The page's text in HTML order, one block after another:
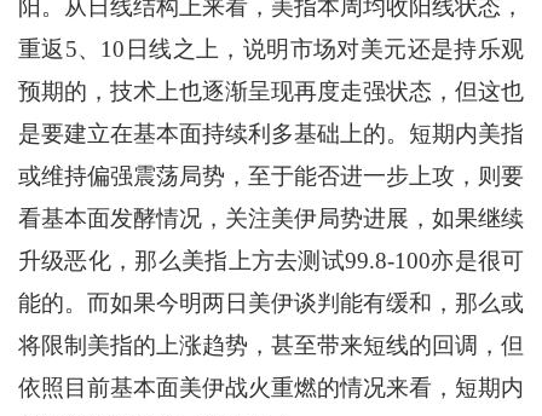
阳。从日线结构上来看，美指本周均收阳线状态，
重返5、10日线之上，说明市场对美元还是持乐观
预期的，技术上也逐渐呈现再度走强状态，但这也
是要建立在基本面持续利多基础上的。短期内美指
或维持偏强震荡局势，至于能否进一步上攻，则要
看基本面发酵情况，关注美伊局势进展，如果继续
升级恶化，那么美指上方去测试99.8-100亦是很可
能的。而如果今明两日美伊谈判能有缓和，那么或
将限制美指的上涨趋势，甚至带来短线的回调，但
依照目前基本面美伊战火重燃的情况来看，短期内